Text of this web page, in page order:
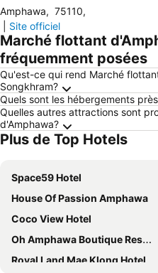
Amphawa, 75110,
Site officiel
Marché flottant
fréquemment posées
Qu'est-ce qui rend Marché
Songkhram?
Quels sont les hébergements
Quelles autres attractions sont
d'Amphawa?
Plus de Top Hotels
Space59 Hotel
House Of Passion Amphawa
Coco View Hotel
Oh Amphawa Boutique Resort
Royal Land Mae Klong Hotel